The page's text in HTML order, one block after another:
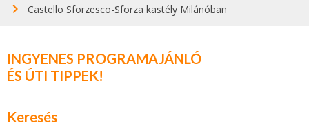
Castello Sforzesco-Sforza kastély Milánóban
INGYENES PROGRAMAJÁNLÓ
ÉS ÚTI TIPPEK!
Keresés